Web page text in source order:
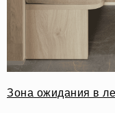
Зона ожидания в